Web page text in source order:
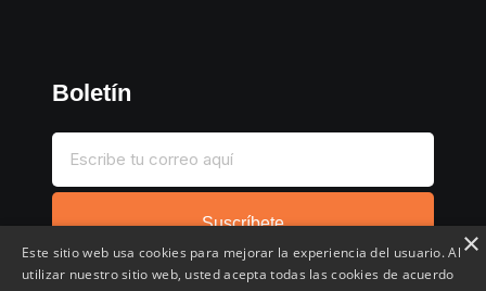
Boletín
Suscríbete
×
Este sitio web usa cookies para mejorar la experiencia del usuario. Al
utilizar nuestro sitio web, usted acepta todas las cookies de acuerdo